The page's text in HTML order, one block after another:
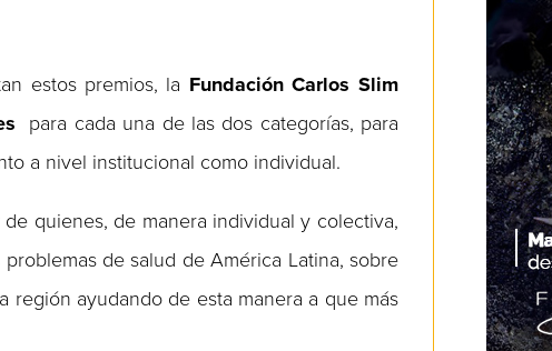
estos premios, la Fundación Carlos Slim
para cada una de las dos categorías, para
a nivel institucional como individual.
quienes, de manera individual y colectiva,
de salud de América Latina, sobre
ayudando de esta manera a que más